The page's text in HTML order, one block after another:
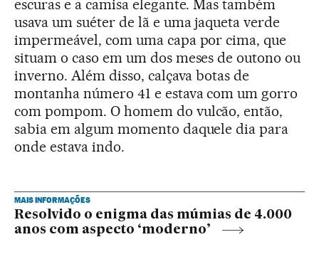
escuras e a camisa elegante. Mas também
usava um suéter de lã e uma jaqueta verde
impermeável, com uma capa por cima, que
situam o caso em um dos meses de outono ou
inverno. Além disso, calçava botas de
montanha número 41 e estava com um gorro
com pompom. O homem do vulcão, então,
sabia em algum momento daquele dia para
onde estava indo.
MAIS INFORMAÇÕES
Resolvido o enigma das múmias de 4.000
anos com aspecto ‘moderno’